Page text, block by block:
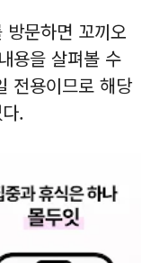
문하면 꼬끼오
용을 살펴볼 수
전용이므로 해당
.